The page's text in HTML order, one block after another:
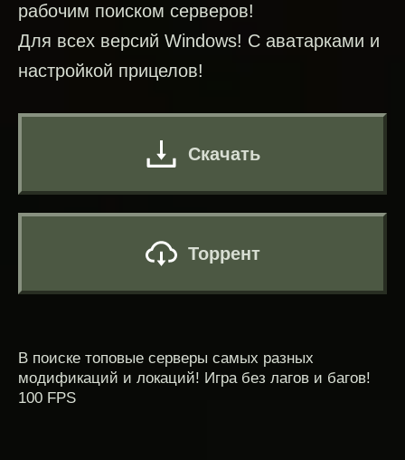
рабочим поиском серверов!
Для всех версий Windows! С аватарками и
настройкой прицелов!
Скачать
Торрент
В поиске топовые серверы самых разных
модификаций и локаций! Игра без лагов и багов!
100 FPS